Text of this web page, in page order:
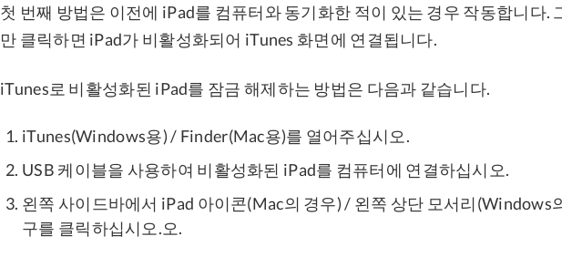
첫 번째 방법은 이전에 iPad를 컴퓨터와 동기화한 적이 있는 경우 작동합니다.
만 클릭하면 iPad가 비활성화되어 iTunes 화면에 연결됩니다.
iTunes로 비활성화된 iPad를 잠금 해제하는 방법은 다음과 같습니다.
iTunes(Windows용) / Finder(Mac용)를 열어주십시오.
USB 케이블을 사용하여 비활성화된 iPad를 컴퓨터에 연결하십시오.
왼쪽 사이드바에서 iPad 아이콘(Mac의 경우) / 왼쪽 상단 모서리(Windows
구를 클릭하십시오.오.